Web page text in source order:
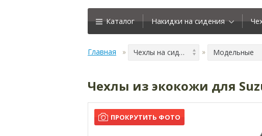
Каталог Накидки на сидения
Главная Чехлы на сидения Модельные
Чехлы из экокожи для
ПРОКРУТИТЬ ФОТО